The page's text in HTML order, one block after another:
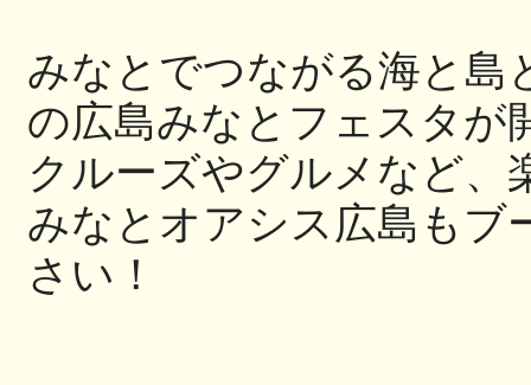
みなとでつながる海と島
の広島みなとフェスタが
クルーズやグルメなど、
みなとオアシス広島もブ
さい！